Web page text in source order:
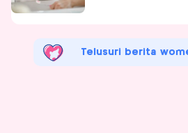
Telusuri berita